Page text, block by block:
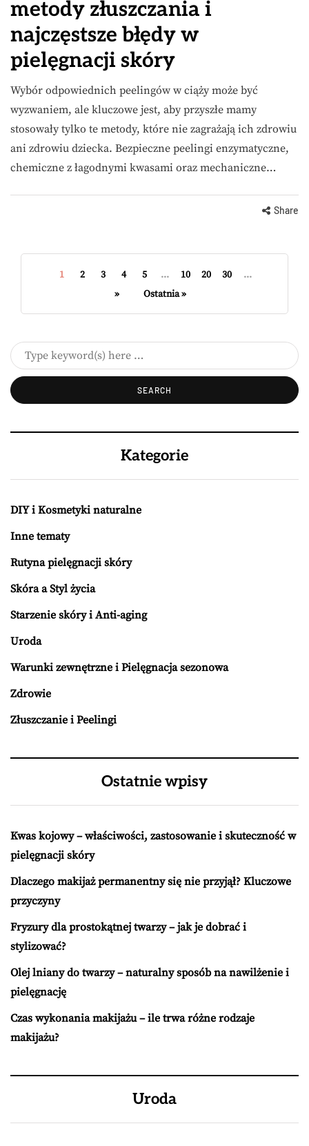
metody złuszczania i
najczęstsze błędy w
pielęgnacji skóry
Wybór odpowiednich peelingów w ciąży może być
wyzwaniem, ale kluczowe jest, aby przyszłe mamy
stosowały tylko te metody, które nie zagrażają ich zdrowiu
ani zdrowiu dziecka. Bezpieczne peelingi enzymatyczne,
chemiczne z łagodnymi kwasami oraz mechaniczne…
Share
1 2 3 4 5 ... 10 20 30
...
»
Ostatnia »
Kategorie
DIY i Kosmetyki naturalne
Inne tematy
Rutyna pielęgnacji skóry
Skóra a Styl życia
Starzenie skóry i Anti-aging
Uroda
Warunki zewnętrzne i Pielęgnacja sezonowa
Zdrowie
Złuszczanie i Peelingi
Ostatnie wpisy
Kwas kojowy – właściwości, zastosowanie i skuteczność w
pielęgnacji skóry
Dlaczego makijaż permanentny się nie przyjął? Kluczowe
przyczyny
Fryzury dla prostokątnej twarzy – jak je dobrać i
stylizować?
Olej lniany do twarzy – naturalny sposób na nawilżenie i
pielęgnację
Czas wykonania makijażu – ile trwa różne rodzaje
makijażu?
Uroda